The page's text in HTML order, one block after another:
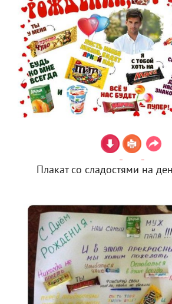
Плакат со сладостями на